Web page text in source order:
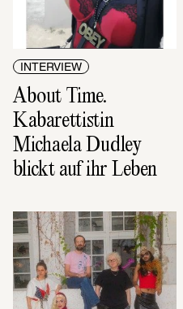
INTERVIEW
About Time.
Kabarettistin
Michaela Dudley
blickt auf ihr Leben